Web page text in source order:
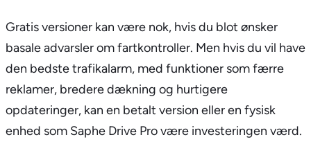
Gratis versioner kan være nok, hvis du blot ønsker
basale advarsler om fartkontroller. Men hvis du vil have
den bedste trafikalarm, med funktioner som færre
reklamer, bredere dækning og hurtigere
opdateringer, kan en betalt version eller en fysisk
enhed som Saphe Drive Pro være investeringen værd.